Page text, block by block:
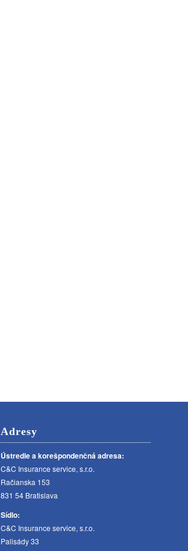
Adresy
Ústredie a korešpondenčná adresa:
C&C Insurance service, s.r.o.
Račianska 153
831 54 Bratislava
Sídlo:
C&C Insurance service, s.r.o.
Palisády 33